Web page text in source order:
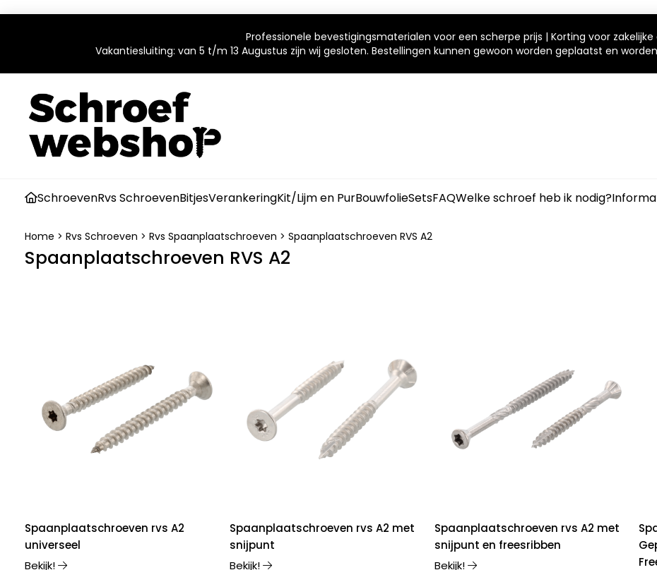
Professionele bevestigingsmaterialen voor een scherpe prijs | Korting voor
Vakantiesluiting: van 5 t/m 13 Augustus zijn wij gesloten. Bestellingen kunnen gewoon worden geplaatst en
SchroevenRvs SchroevenBitjesVerankeringKit/Lijm en PurBouwfolieSetsFAQWelke schroef heb ik nodig?
Home > Rvs Schroeven > Rvs Spaanplaatschroeven > Spaanplaatschroeven RVS A2
Spaanplaatschroeven RVS A2
Spaanplaatschroeven rvs A2
universeel
Bekijk!
Spaanplaatschroeven rvs A2 met
snijpunt
Bekijk!
Spaanplaatschroeven rvs A2 met
snijpunt en freesribben
Bekijk!